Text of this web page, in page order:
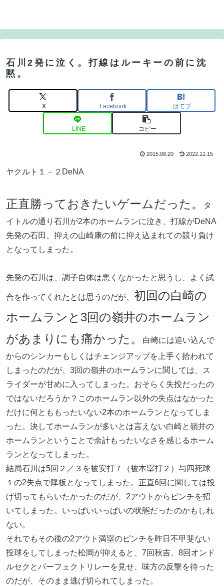
石川2発に泣く。打線はルーキーの前に沈
黙。
X Facebook はてブ
LINE コピー
2015.08.20 2022.11.15
ヤクルト１－２DeNA
正直勝っておきたいゲームだった。
タ
イトルの通り石川が2本のホームランに泣き、打線がDeNA
先発の石田、抑えの山崎康の前に抑え込まれての競り負け
となってしまった。
先発の石川は、調子自体は悪くなかったと思うし、よく試
合を作ってくれたとは思うのだが、 初回の白崎の
ホームランと3回の嶺井のホームラン
があまりにも痛かった。
白崎には追い込んで
からのシンカーもしくはチェンジアップを上手く拾われて
しまったのだが、3回の嶺井のホームランに関しては、ス
ライダーが甘めに入ってしまった。おそらく失投だったの
ではないだろうか？このホームラン以外の失点はなかった
だけに何とももったいない2本のホームランとなってしま
った。決してホームランが多いとは言えない白崎と嶺井の
ホームランということで余計もったいなさを感じるホーム
ランとなってしまった。
結局石川は5回２／３を被安打７（被本塁打２）与四死球
１の2失点で降板となってしまった。正直6回に関しては投
げ切ってもらいたかったのだが、2アウトからピンチを招
いてしまった。いっぱいいっぱいの状態だったのかもしれ
ない。
それでもその後の2アウト満塁のピンチを昨日不甲斐ない
投球をしてしまった松岡が抑えると、7回秋吉、8回オンド
ルセクとパーフェクトリレーを見せ、味方の反撃を待った
のだが、そのまま逃げ切られてしまった。